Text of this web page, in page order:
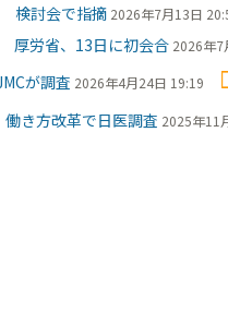
検討会で指摘 2026年7月13日
労省、13日に初会合 2026年7
が調査 2026年4月24日 19:19
き方改革で日医調査 2025年11